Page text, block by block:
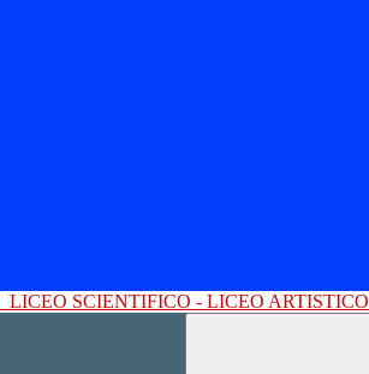
LICEO SCIENTIFICO - LICEO ARTISTICO